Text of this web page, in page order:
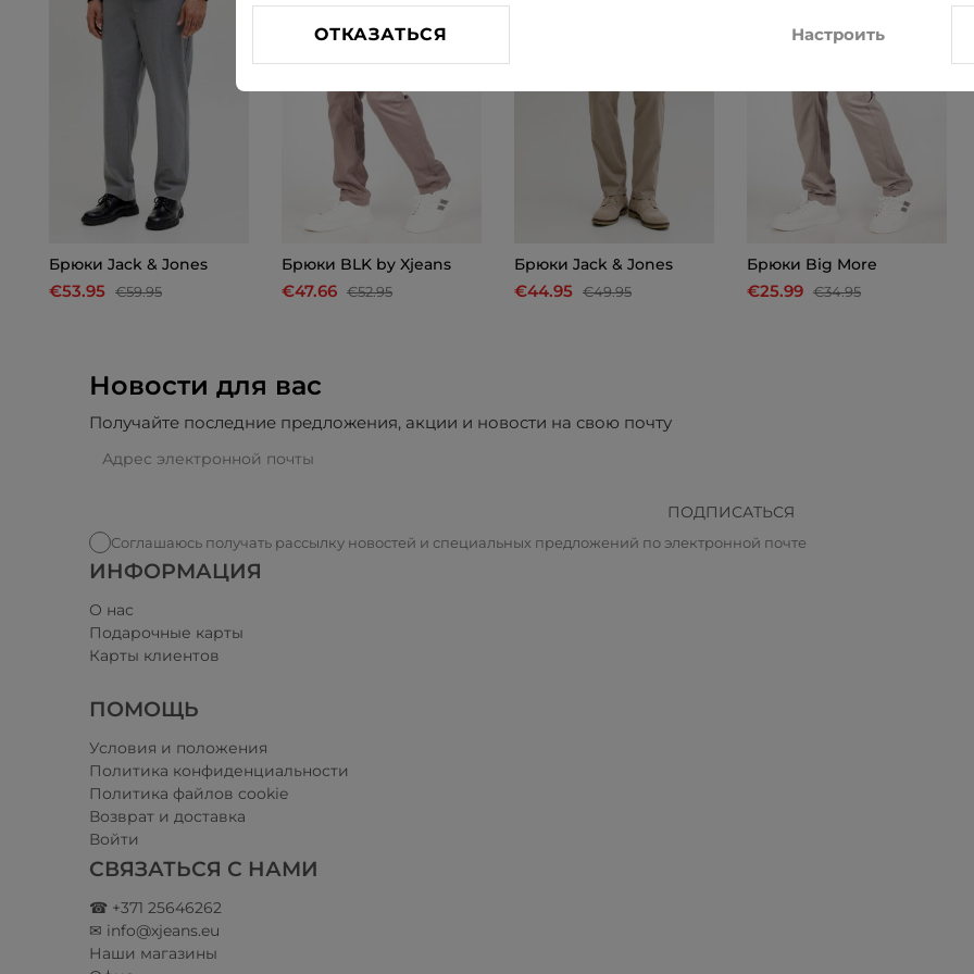
Брюки Jack & Jones
€53.95 €59.95
Брюки BLK by Xjeans
€47.66 €52.95
Брюки Jack & Jones
€44.95 €49.95
Брюки Big More
€25.99 €34.95
Новости для вас
Получайте последние предложения, акции и новости на свою почту
ПОДПИСАТЬСЯ
Соглашаюсь получать рассылку новостей и специальных предложений по электронной почте
ИНФОРМАЦИЯ
О нас
Подарочные карты
Карты клиентов
ПОМОЩЬ
Условия и положения​
Политика конфиденциальности
Политика файлов cookie
Возврат и доставка
Войти
СВЯЗАТЬСЯ С НАМИ
☎ +371 25646262
✉ info@xjeans.eu
Наши магазины
ОТКАЗАТЬСЯ Настроить